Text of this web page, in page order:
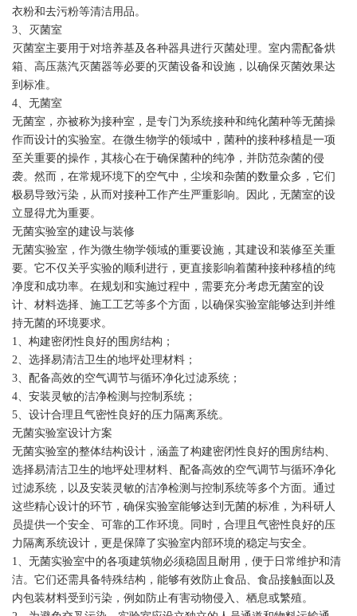
衣粉和去污粉等清洁用品。
3、灭菌室
灭菌室主要用于对培养基及各种器具进行灭菌处理。室内需配备烘
箱、高压蒸汽灭菌器等必要的灭菌设备和设施，以确保灭菌效果达
到标准。
4、无菌室
无菌室，亦被称为接种室，是专门为系统接种和纯化菌种等无菌操
作而设计的实验室。在微生物学的领域中，菌种的接种移植是一项
至关重要的操作，其核心在于确保菌种的纯净，并防范杂菌的侵
袭。然而，在常规环境下的空气中，尘埃和杂菌的数量众多，它们
极易导致污染，从而对接种工作产生严重影响。因此，无菌室的设
立显得尤为重要。
无菌实验室的建设与装修
无菌实验室，作为微生物学领域的重要设施，其建设和装修至关重
要。它不仅关乎实验的顺利进行，更直接影响着菌种接种移植的纯
净度和成功率。在规划和实施过程中，需要充分考虑无菌室的设
计、材料选择、施工工艺等多个方面，以确保实验室能够达到并维
持无菌的环境要求。
1、构建密闭性良好的围房结构；
2、选择易清洁卫生的地坪处理材料；
3、配备高效的空气调节与循环净化过滤系统；
4、安装灵敏的洁净检测与控制系统；
5、设计合理且气密性良好的压力隔离系统。
无菌实验室设计方案
无菌实验室的整体结构设计，涵盖了构建密闭性良好的围房结构、
选择易清洁卫生的地坪处理材料、配备高效的空气调节与循环净化
过滤系统，以及安装灵敏的洁净检测与控制系统等多个方面。通过
这些精心设计的环节，确保实验室能够达到无菌的标准，为科研人
员提供一个安全、可靠的工作环境。同时，合理且气密性良好的压
力隔离系统设计，更是保障了实验室内部环境的稳定与安全。
1、无菌实验室中的各项建筑物必须稳固且耐用，便于日常维护和清
洁。它们还需具备特殊结构，能够有效防止食品、食品接触面以及
内包装材料受到污染，例如防止有害动物侵入、栖息或繁殖。